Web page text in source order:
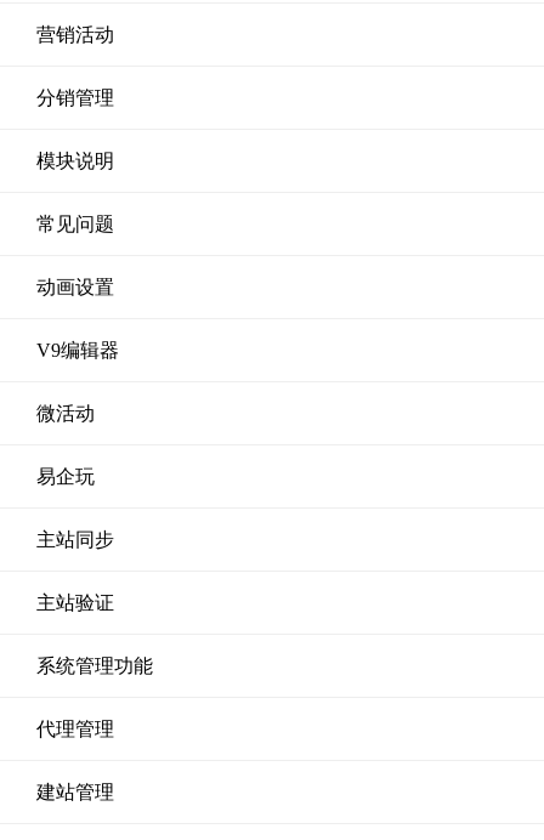
营销活动
分销管理
模块说明
常见问题
动画设置
V9编辑器
微活动
易企玩
主站同步
主站验证
系统管理功能
代理管理
建站管理